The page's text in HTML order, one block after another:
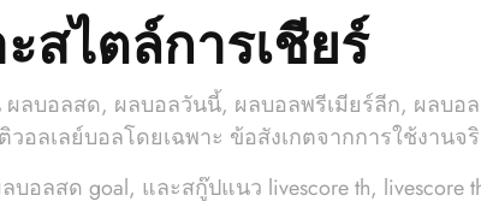
สไตล์การเชียร์
ลบอลสด, ผลบอลวันนี้, ผลบอลพรีเมียร์ลีก, ผลบ
อลเลย์บอลโดยเฉพาะ ข้อสังเกตจากการใช้งานจ
อลสด goal, และสกู๊ปแนว livescore th, livescore